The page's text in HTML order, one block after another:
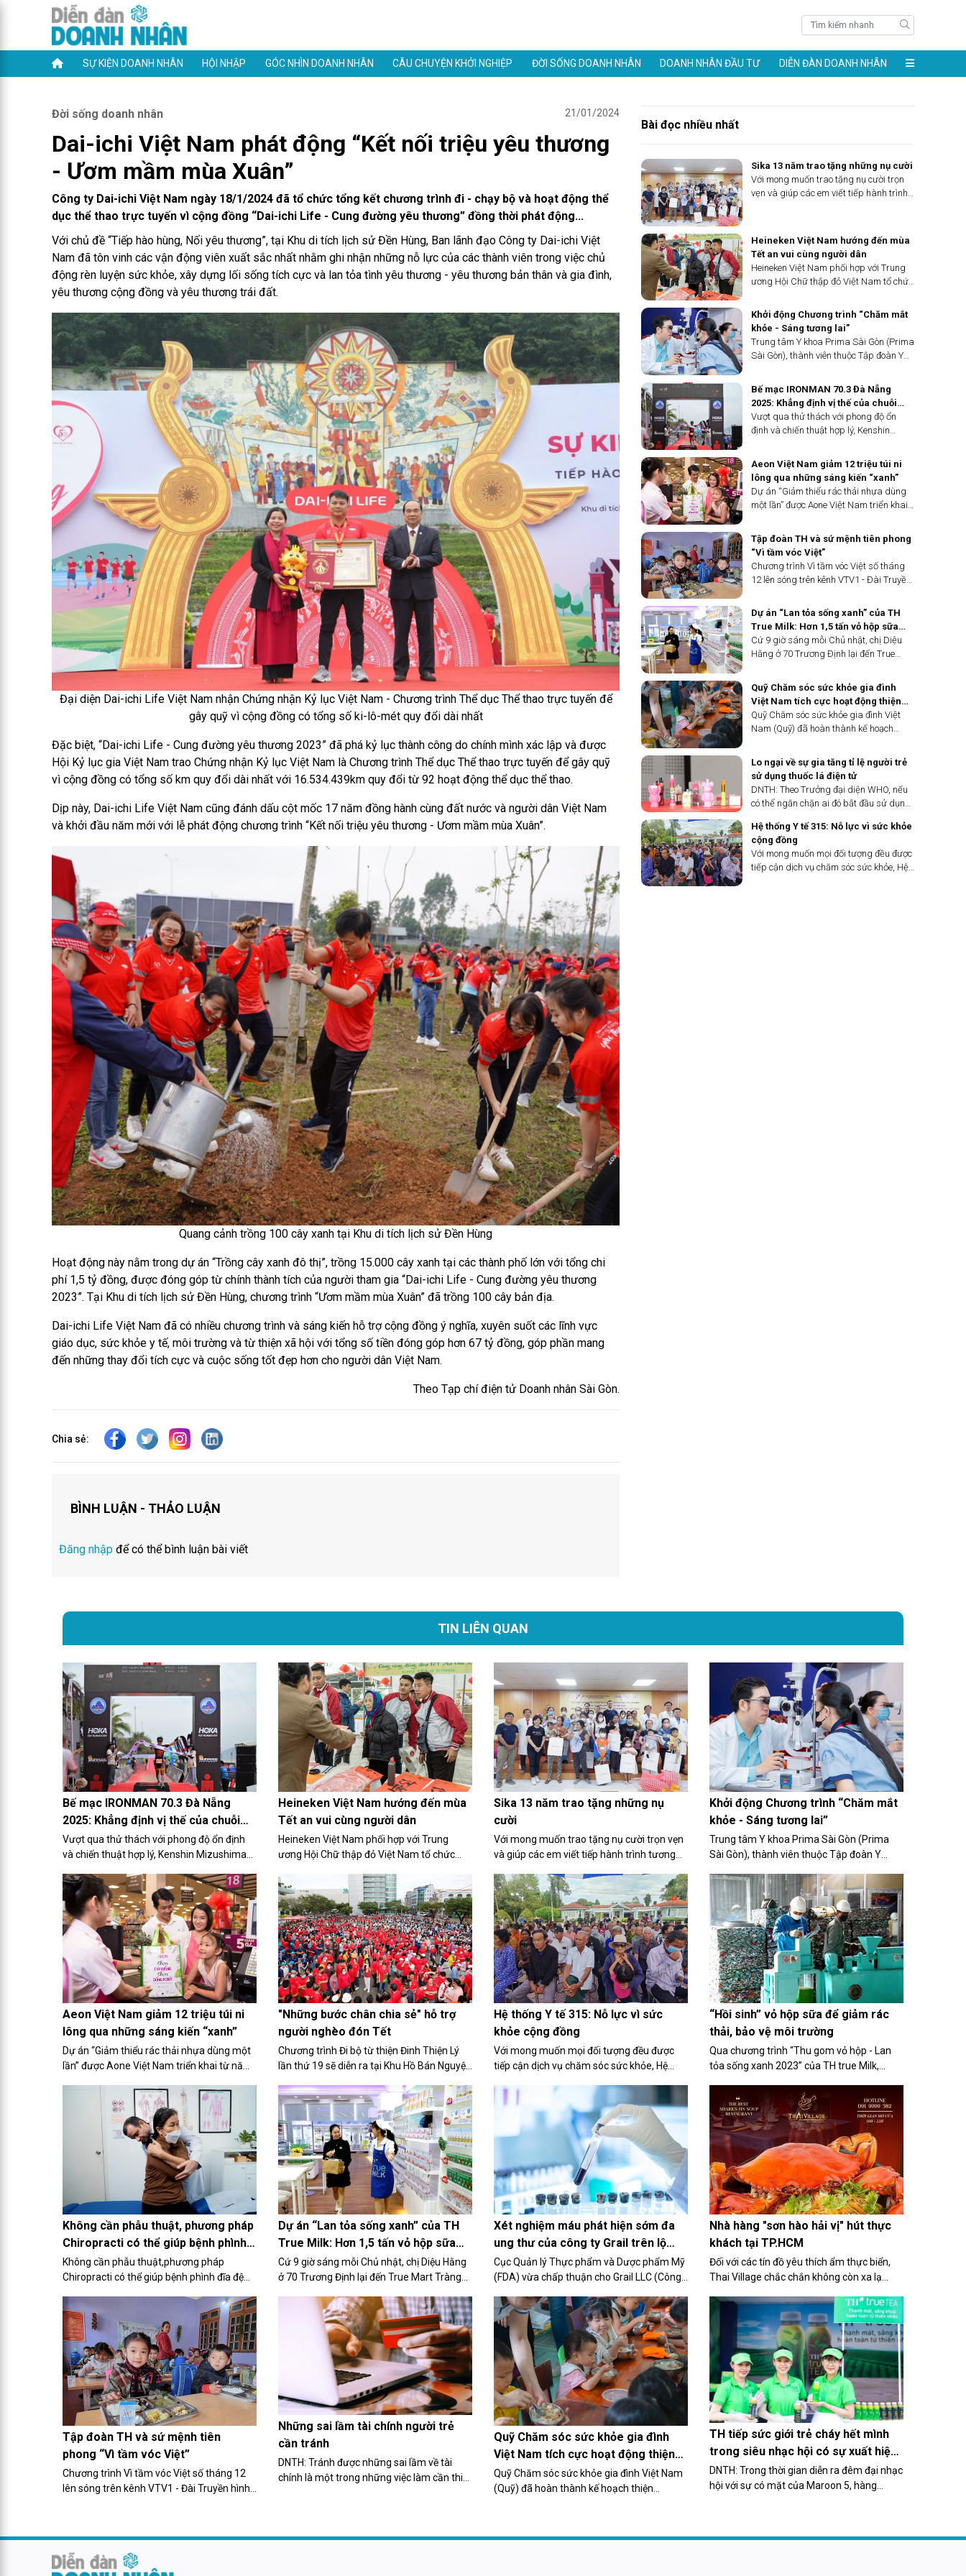
SỰ KIỆN DOANH NHÂN HỘI NHẬP GÓC NHÌN DOANH NHÂN CÂU CHUYỆN KHỞI NGHIỆP ĐỜI SỐNG DOANH NHÂN DOANH NHÂN ĐẦU TƯ DIỄN ĐÀN DOANH NHÂN
Đời sống doanh nhân 21/01/2024
Dai-ichi Việt Nam phát động “Kết nối triệu yêu thương
- Ươm mầm mùa Xuân”
Công ty Dai-ichi Việt Nam ngày 18/1/2024 đã tổ chức tổng kết chương trình đi - chạy bộ và hoạt động thể
dục thể thao trực tuyến vì cộng đồng “Dai-ichi Life - Cung đường yêu thương” đồng thời phát động...
Với chủ đề “Tiếp hào hùng, Nối yêu thương”, tại Khu di tích lịch sử Đền Hùng, Ban lãnh đạo Công ty Dai-ichi Việt
Nam đã tôn vinh các vận động viên xuất sắc nhất nhằm ghi nhận những nỗ lực của các thành viên trong việc chủ
động rèn luyện sức khỏe, xây dựng lối sống tích cực và lan tỏa tình yêu thương - yêu thương bản thân và gia đình,
yêu thương cộng đồng và yêu thương trái đất.
Đại diện Dai-ichi Life Việt Nam nhận Chứng nhận Kỷ lục Việt Nam - Chương trình Thể dục Thể thao trực tuyến để
gây quỹ vì cộng đồng có tổng số ki-lô-mét quy đổi dài nhất
Đặc biệt, “Dai-ichi Life - Cung đường yêu thương 2023” đã phá kỷ lục thành công do chính mình xác lập và được
Hội Kỷ lục gia Việt Nam trao Chứng nhận Kỷ lục Việt Nam là Chương trình Thể dục Thể thao trực tuyến để gây quỹ
vì cộng đồng có tổng số km quy đổi dài nhất với 16.534.439km quy đổi từ 92 hoạt động thể dục thể thao.
Dịp này, Dai-ichi Life Việt Nam cũng đánh dấu cột mốc 17 năm đồng hành cùng đất nước và người dân Việt Nam
và khởi đầu năm mới với lễ phát động chương trình “Kết nối triệu yêu thương - Ươm mầm mùa Xuân”.
Quang cảnh trồng 100 cây xanh tại Khu di tích lịch sử Đền Hùng
Hoạt động này nằm trong dự án “Trồng cây xanh đô thị”, trồng 15.000 cây xanh tại các thành phố lớn với tổng chi
phí 1,5 tỷ đồng, được đóng góp từ chính thành tích của người tham gia “Dai-ichi Life - Cung đường yêu thương
2023”. Tại Khu di tích lịch sử Đền Hùng, chương trình “Ươm mầm mùa Xuân” đã trồng 100 cây bản địa.
Dai-ichi Life Việt Nam đã có nhiều chương trình và sáng kiến hỗ trợ cộng đồng ý nghĩa, xuyên suốt các lĩnh vực
giáo dục, sức khỏe y tế, môi trường và từ thiện xã hội với tổng số tiền đóng góp hơn 67 tỷ đồng, góp phần mang
đến những thay đổi tích cực và cuộc sống tốt đẹp hơn cho người dân Việt Nam.
Theo Tạp chí điện tử Doanh nhân Sài Gòn.
Chia sẻ:
BÌNH LUẬN - THẢO LUẬN
Đăng nhập để có thể bình luận bài viết
Bài đọc nhiều nhất
Sika 13 năm trao tặng những nụ cười
Với mong muốn trao tặng nụ cười trọn
vẹn và giúp các em viết tiếp hành trình
TP.HCM, Sơn La và Nghệ An để thăm
khám và phẫu thuật...
Heineken Việt Nam hướng đến mùa
Tết an vui cùng người dân
Heineken Việt Nam phối hợp với Trung
ương Hội Chữ thập đỏ Việt Nam tổ chức
tay sẻ chia, cùng cộng đồng đón Tết an
vui”.
Khởi động Chương trình “Chăm mắt
khỏe - Sáng tương lai”
Trung tâm Y khoa Prima Sài Gòn (Prima
Sài Gòn), thành viên thuộc Tập đoàn Y
“Chăm mắt khỏe - Sáng tương lai”, tư
vấn và khám bệnh mắt cho 1200 học
sinh tại TP.HCM.
Bế mạc IRONMAN 70.3 Đà Nẵng
2025: Khẳng định vị thế của chuỗi
hoạt động đa môn IRONMAN
Vượt qua thử thách với phong độ ổn
định và chiến thuật hợp lý, Kenshin
địch hạng mục chung cuộc nhóm tuổi
nam, trong khi Michelle Nagle khẳng
định phong độ với chiến thắng hạng mục
chung cuộc nhóm tuổi nữ. Cả hai vận
động viên đều thể hiện màn trình diễn
hiện bản lĩnh, sức bền và tinh thần kiên
cường đáng ngưỡng mộ.
Aeon Việt Nam giảm 12 triệu túi ni
lông qua những sáng kiến “xanh”
Dự án “Giảm thiểu rác thải nhựa dùng
một lần” được Aone Việt Nam triển khai
thói quen tiêu dùng bền vững.
Tập đoàn TH và sứ mệnh tiên phong
“Vì tầm vóc Việt”
Chương trình Vì tầm vóc Việt số tháng
12 lên sóng trên kênh VTV1 - Đài Truyền
chuyên gia hàng đầu trong lĩnh vực dinh
dưỡng là GS-TS. Lê Thị Hợp - Nguyên
Viện trưởng...
Dự án “Lan tỏa sống xanh” của TH
True Milk: Hơn 1,5 tấn vỏ hộp sữa
được thu gom
Cứ 9 giờ sáng mỗi Chủ nhật, chị Diệu
Hằng ở 70 Trương Định lại đến True
đình đã sử dụng trong tuần. Chị kiên trì
như vậy bởi cô con gái luôn mong muốn:
“Được thu gom...
Quỹ Chăm sóc sức khỏe gia đình
Việt Nam tích cực hoạt động thiện
nguyện
Quỹ Chăm sóc sức khỏe gia đình Việt
Nam (Quỹ) đã hoàn thành kế hoạch
mãnh đời bất hạnh, khó khăn.
Lo ngại về sự gia tăng tỉ lệ người trẻ
sử dụng thuốc lá điện tử
DNTH: Theo Trưởng đại diện WHO, nếu
có thể ngăn chặn ai đó bắt đầu sử dụng
một liều tiêm vắc-xin để bảo vệ họ suốt
cuộc đời.
Hệ thống Y tế 315: Nỗ lực vì sức khỏe
cộng đồng
Với mong muốn mọi đối tượng đều được
tiếp cận dịch vụ chăm sóc sức khỏe, Hệ
TIN LIÊN QUAN
Bế mạc IRONMAN 70.3 Đà Nẵng
2025: Khẳng định vị thế của chuỗi
hoạt động đa môn IRONMAN
Vượt qua thử thách với phong độ ổn định
và chiến thuật hợp lý, Kenshin Mizushima
chung cuộc nhóm tuổi nam, trong khi
Michelle Nagle khẳng định phong độ với
chiến thắng hạng mục chung cuộc nhóm
tuổi nữ. Cả hai vận động viên đều thể hiện
màn trình diễn ấn tượng ở cả ba nội dung
thi đấu, thể hiện bản lĩnh, sức bền và tinh
thần kiên cường đáng ngưỡng mộ.
Heineken Việt Nam hướng đến mùa
Tết an vui cùng người dân
Heineken Việt Nam phối hợp với Trung
ương Hội Chữ thập đỏ Việt Nam tổ chức
sẻ chia, cùng cộng đồng đón Tết an vui”.
Sika 13 năm trao tặng những nụ
cười
Với mong muốn trao tặng nụ cười trọn vẹn
và giúp các em viết tiếp hành trình tương
Operation Smile Việt Nam đến với TP.HCM,
Sơn La và Nghệ An để thăm khám và phẫu
thuật...
Khởi động Chương trình “Chăm mắt
khỏe - Sáng tương lai”
Trung tâm Y khoa Prima Sài Gòn (Prima
Sài Gòn), thành viên thuộc Tập đoàn Y
“Chăm mắt khỏe - Sáng tương lai”, tư vấn
và khám bệnh mắt cho 1200 học sinh tại
TP.HCM.
Aeon Việt Nam giảm 12 triệu túi ni
lông qua những sáng kiến “xanh”
Dự án “Giảm thiểu rác thải nhựa dùng một
lần” được Aone Việt Nam triển khai từ năm
một lần, góp phần thúc đẩy thói quen tiêu
dùng bền vững.
"Những bước chân chia sẻ" hỗ trợ
người nghèo đón Tết
Chương trình Đi bộ từ thiện Đinh Thiện Lý
lần thứ 19 sẽ diễn ra tại Khu Hồ Bán Nguyệt,
20/1/2024.
Hệ thống Y tế 315: Nỗ lực vì sức
khỏe cộng đồng
Với mong muốn mọi đối tượng đều được
tiếp cận dịch vụ chăm sóc sức khỏe, Hệ
hoàn thiện các cơ sở khám, chữa bệnh. Đơn
vị cũng thường xuyên tổ chức các hoạt
động thiện...
“Hồi sinh” vỏ hộp sữa để giảm rác
thải, bảo vệ môi trường
Qua chương trình “Thu gom vỏ hộp - Lan
tỏa sống xanh 2023” của TH true Milk,
thức bảo vệ môi trường đến cộng đồng.
Những chiếc vỏ hộp sau khi được thu gom,
qua quy...
Không cần phẫu thuật, phương pháp
Chiropracti có thể giúp bệnh phình
đĩa đệm phục hồi nhanh chóng
Không cần phẫu thuật,phương pháp
Chiropracti có thể giúp bệnh phình đĩa đệm
Dự án “Lan tỏa sống xanh” của TH
True Milk: Hơn 1,5 tấn vỏ hộp sữa
được thu gom
Cứ 9 giờ sáng mỗi Chủ nhật, chị Diệu Hằng
ở 70 Trương Định lại đến True Mart Tràng
trong tuần. Chị kiên trì như vậy bởi cô con
gái luôn mong muốn: “Được thu gom...
Xét nghiệm máu phát hiện sớm đa
ung thư của công ty Grail trên lộ
trình xin được FDA cấp phép
Cục Quản lý Thực phẩm và Dược phẩm Mỹ
(FDA) vừa chấp thuận cho Grail LLC (Công
chẩn đoán, phát hiện sớm đa ung thư
thông qua xét nghiệm máu.
Nhà hàng "sơn hào hải vị" hút thực
khách tại TP.HCM
Đối với các tín đồ yêu thích ẩm thực biển,
Thai Village chắc chắn không còn xa lạ
trưng của nhà hàng, Thai Village thỏa lòng
thực khách yêu thích hải sản ngon với...
Tập đoàn TH và sứ mệnh tiên
phong “Vì tầm vóc Việt”
Chương trình Vì tầm vóc Việt số tháng 12
lên sóng trên kênh VTV1 - Đài Truyền hình
TS. Lê Thị Hợp - Nguyên Viện trưởng...
Những sai lầm tài chính người trẻ
cần tránh
DNTH: Tránh được những sai lầm về tài
chính là một trong những việc làm cần thiết
Quỹ Chăm sóc sức khỏe gia đình
Việt Nam tích cực hoạt động thiện
nguyện
Quỹ Chăm sóc sức khỏe gia đình Việt Nam
(Quỹ) đã hoàn thành kế hoạch thiện
TH tiếp sức giới trẻ cháy hết mình
trong siêu nhạc hội có sự xuất hiện
của Maroon 5
DNTH: Trong thời gian diễn ra đêm đại nhạc
hội với sự có mặt của Maroon 5, hàng